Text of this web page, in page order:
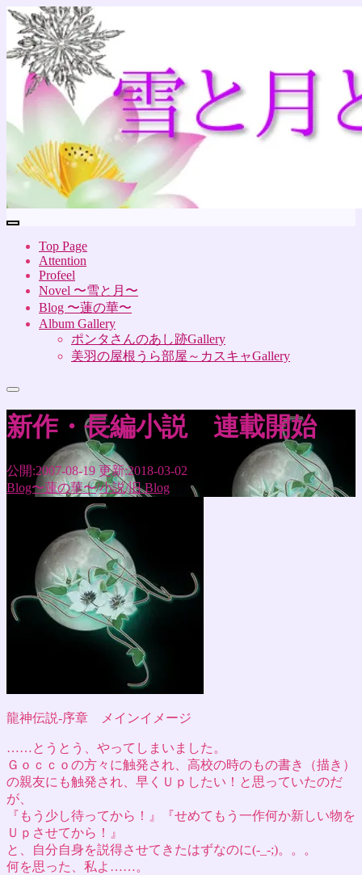
Top Page
Attention
Profeel
Novel 〜雪と月〜
Blog 〜蓮の華〜
Album Gallery
ポンタさんのあし跡Gallery
美羽の屋根うら部屋～カスキャGallery
新作・長編小説 連載開始
公開:2007-08-19 更新:2018-03-02
Blog〜蓮の華〜/小説/旧 Blog
龍神伝説-序章 メインイメージ
……とうとう、やってしまいました。
Ｇｏｃｃｏの方々に触発され、高校の時のもの書き（描き）
の親友にも触発され、早くＵｐしたい！と思っていたのだ
が、
『もう少し待ってから！』『せめてもう一作何か新しい物を
Ｕｐさせてから！』
と、自分自身を説得させてきたはずなのに(-_-;)。。。
何を思った、私よ……。